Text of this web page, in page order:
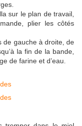
sur le plan de travail,
plier les côtés
de gauche à droite, de
la fin de la bande,
de farine et d’eau.